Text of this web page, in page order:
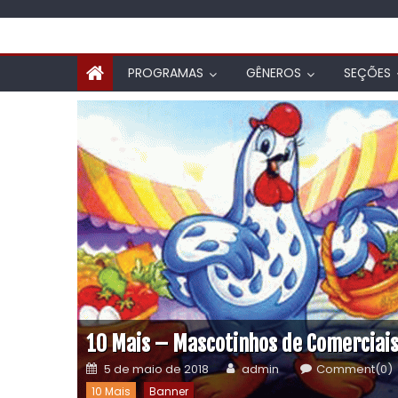
PROGRAMAS GÊNEROS SEÇÕES
20 de abril de 2023 admin Comment(1)
Banner Lembra Matérias
10 Mais – Mascotinhos de Comerciais
5 de maio de 2018 admin Comment(0)
10 Mais Banner